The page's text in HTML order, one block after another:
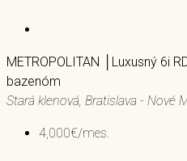
METROPOLITAN │Luxusný 6i
bazenóm
Stará klenová, Bratislava - Nové
4,000€/mes.